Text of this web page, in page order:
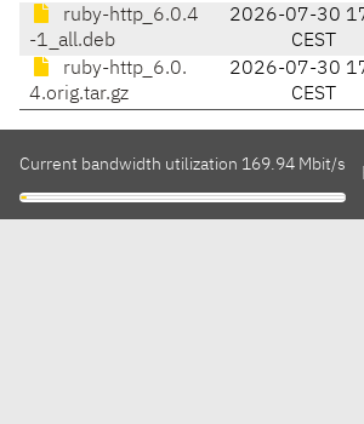
ruby-http_6.0.4
-1_all.deb
2026-07-30
CEST
ruby-http_6.0.
4.orig.tar.gz
2026-07-30
CEST
Current bandwidth utilization 169.94 Mbit/s